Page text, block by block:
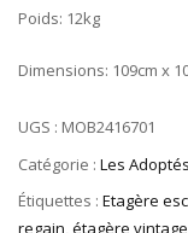
Poids: 12kg
Dimensions: 109cm x
UGS : MOB2416701
Catégorie : Les Adoptés
Étiquettes : Etagère